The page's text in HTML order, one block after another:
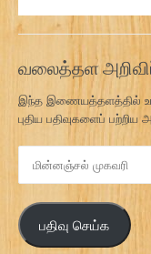
வலைத்தள
இந்த இணையத்தளத்தில்
புதிய பதிவுகளைப்
ன
ஞ்
ச
ல்
பதிவு செய்க